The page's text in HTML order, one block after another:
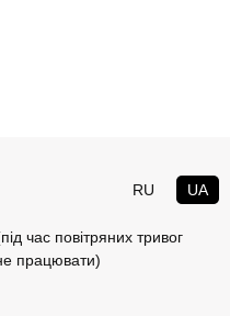
RU UA
час повітряних тривог
працювати)